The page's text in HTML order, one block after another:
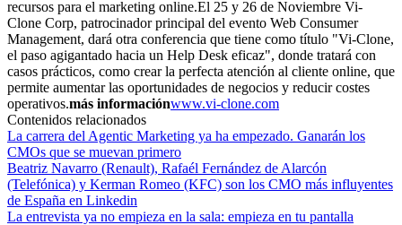
recursos para el marketing online.El 25 y 26 de Noviembre Vi-
Clone Corp, patrocinador principal del evento Web Consumer
Management, dará otra conferencia que tiene como título "Vi-Clone,
el paso agigantado hacia un Help Desk eficaz", donde tratará con
casos prácticos, como crear la perfecta atención al cliente online, que
permite aumentar las oportunidades de negocios y reducir costes
operativos.más informaciónwww.vi-clone.com
Contenidos relacionados
La carrera del Agentic Marketing ya ha empezado. Ganarán los
CMOs que se muevan primero
Beatriz Navarro (Renault), Rafaél Fernández de Alarcón
(Telefónica) y Kerman Romeo (KFC) son los CMO más influyentes
de España en Linkedin
La entrevista ya no empieza en la sala: empieza en tu pantalla